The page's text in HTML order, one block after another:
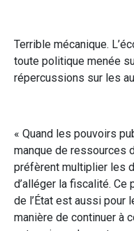
Terrible mécanique.
toute politique menée
répercussions sur les
« Quand les pouvoirs
manque de ressources
préfèrent multiplier les
d’alléger la fiscalité.
de l’État est aussi pour
manière de continuer à